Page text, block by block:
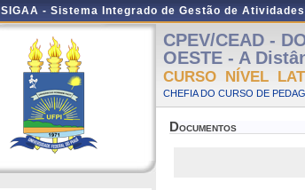
SIGAA - Sistema Integrado de Gestão de
CPEV/CEAD -
OESTE - A
CURSO NÍVEL
CHEFIA DO CURSO DE
Documentos